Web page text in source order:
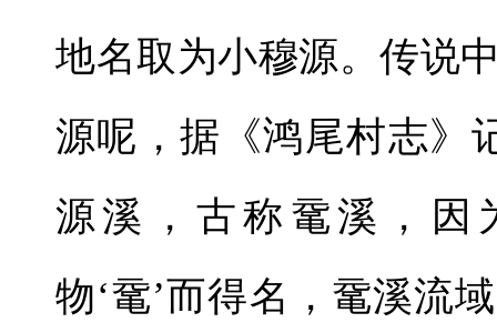
地名取为小穆源。传说
源呢，据《鸿尾村志》
源溪，古称鼋溪，因
物‘鼋’而得名，鼋溪